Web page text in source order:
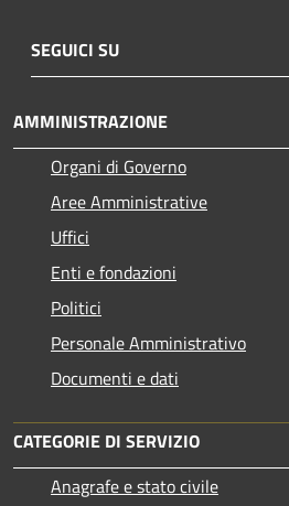
SEGUICI SU
AMMINISTRAZIONE
Organi di Governo
Aree Amministrative
Uffici
Enti e fondazioni
Politici
Personale Amministrativo
Documenti e dati
CATEGORIE DI SERVIZIO
Anagrafe e stato civile